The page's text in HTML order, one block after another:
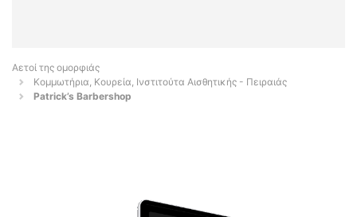
Αετοί της ομορφιάς
Κομμωτήρια, Κουρεία, Ινστιτούτα Αισθητικής - Πειραιάς
Patrick’s Barbershop